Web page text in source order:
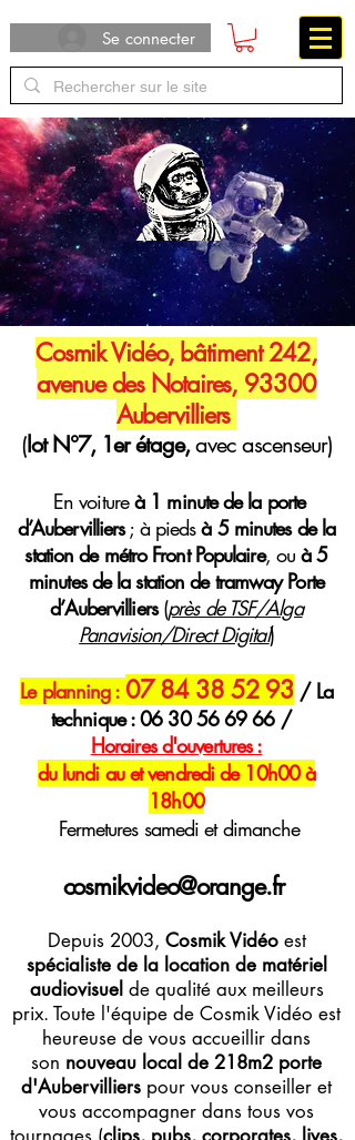
Se connecter
Cosmik Vidéo, bâtiment 242,
avenue des Notaires, 93300
Aubervilliers
(lot N°7, 1er étage,avec ascenseur)
En voitureà 1 minute de la porte
d’Aubervilliers; à piedsà 5 minutes de la
station de métro Front Populaire, ouà 5
minutes de la station de tramway Porte
d’Aubervilliers(près de TSF/Alga
Panavision/Direct Digital)
Le planning : 07 84 38 52 93 / La
technique :06 30 56 69 66/
Horairesd'ouvertures :
du lundi au et vendredi de 10h00 à
18h00
Fermetures samedi et dimanche
cosmikvideo@orange.fr
Depuis 2003, Cosmik Vidéoest
spécialiste de la location de matériel
audiovisuel de qualité aux meilleurs
prix. Toute l'équipe de Cosmik Vidéo est
heureuse de vous accueillir dans
son nouveau local de 218m2 porte
d'Aubervilliers pour vous conseiller et
vous accompagner dans tous vos